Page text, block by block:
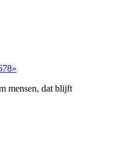
78»
mensen, dat blijft